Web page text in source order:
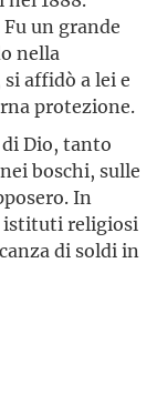
un grande
nella
affidò a lei e
protezione.
Dio, tanto
boschi, sulle
In
istituti religiosi
di soldi in